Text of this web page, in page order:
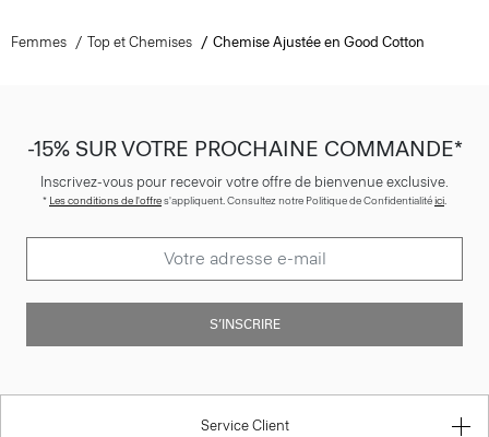
Femmes Top et Chemises Chemise Ajustée en Good Cotton
-15% SUR VOTRE PROCHAINE COMMANDE*
Inscrivez-vous pour recevoir votre offre de bienvenue exclusive.
* Les conditions de l'offres'appliquent. Consultez notre Politique de Confidentialitéici.
S’INSCRIRE
Service Client